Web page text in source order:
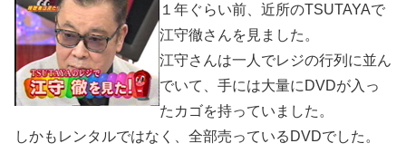
１年ぐらい前、近所のTSUTAYAで
江守徹さんを見ました。
江守さんは一人でレジの行列に並ん
でいて、手には大量にDVDが入っ
たカゴを持っていました。
しかもレンタルではなく、全部売っているDVDでした。